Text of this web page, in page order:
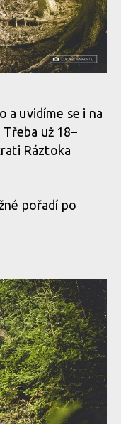
a uvidíme se i na
Třeba už 18–
Ráztoka
pořadí po